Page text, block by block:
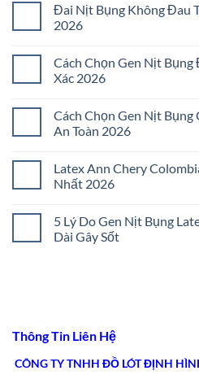
Đai Nịt Bụng Không Đau
2026
bình
luận
ở
Bụng
Không
Đau
Bí
Quyết
Chọn
Cách Chọn Gen Nịt
Xác 2026
bình
luận
ở
Gen
Nịt
Bụng
5
Bước
Chuẩn
Cách Chọn Gen Nịt Bụng
An Toàn 2026
bình
luận
ở
Gen
Nịt
Bụng
2026
Latex Ann Chery
Nhất 2026
bình
luận
ở
Eo
Nhất
2026
5 Lý Do Gen Nịt Bụng
Dài Gây Sốt
Gen
Bụng
Latex
Thông Tin Liên Hệ
CÔNG TY TNHH ĐỒ LÓT ĐỊNH